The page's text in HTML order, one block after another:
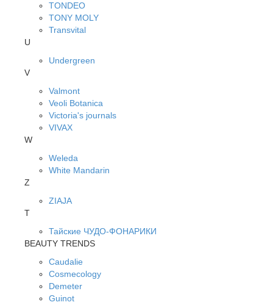
TONDEO
TONY MOLY
Transvital
U
Undergreen
V
Valmont
Veoli Botanica
Victoria's journals
VIVAX
W
Weleda
White Mandarin
Z
ZIAJA
Т
Тайские ЧУДО-ФОНАРИКИ
BEAUTY TRENDS
Caudalie
Cosmecology
Demeter
Guinot